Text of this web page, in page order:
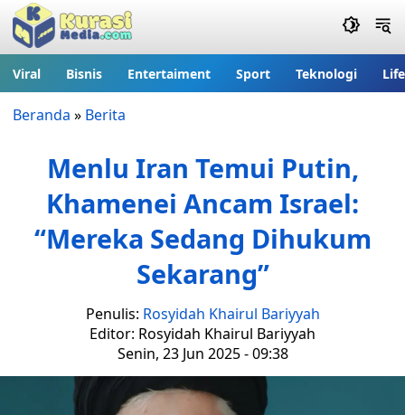
Viral Bisnis Entertaiment Sport Teknologi
Beranda » Berita
Menlu Iran Temui Putin,
Khamenei Ancam Israel:
“Mereka Sedang Dihukum
Sekarang”
Penulis: Rosyidah Khairul Bariyyah
Editor: Rosyidah Khairul Bariyyah
Senin, 23 Jun 2025 - 09:38